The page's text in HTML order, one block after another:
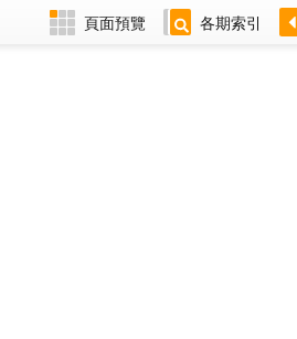
頁面預覽 各期索引